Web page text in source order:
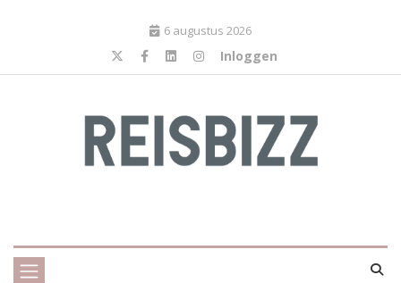
6 augustus 2026
Inloggen